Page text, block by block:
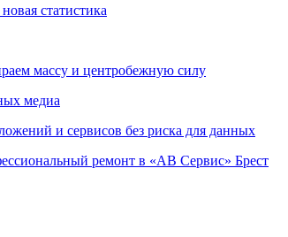
статистика
массу и центробежную силу
медиа
и сервисов без риска для данных
ремонт в «АВ Сервис» Брест